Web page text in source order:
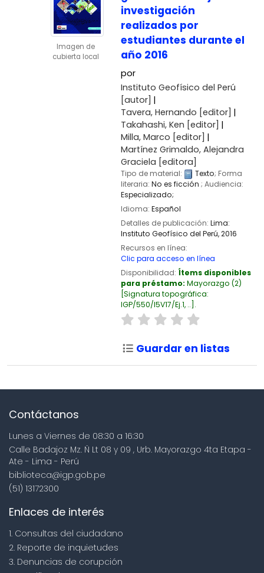
Imagen de
cubierta local
investigación
realizados por
estudiantes durante el
año 2016
por
Instituto Geofísico del Perú
[autor]
Tavera, Hernando [editor]
Takahashi, Ken [editor]
Milla, Marco [editor]
Martínez Grimaldo, Alejandra
Graciela [editora]
Tipo de material: Texto; Forma
literaria: No es ficción ; Audiencia:
Especializado;
Idioma: Español
Detalles de publicación: Lima:
Instituto Geofísico del Perú,2016
Recursos en línea:
Clic para acceso en línea
Disponibilidad: Ítems disponibles
para préstamo: Mayorazgo (2)
Signatura topográfica:
IGP/550/I5V17/Ej.1, .. .
Guardar en listas
Contáctanos
Lunes a Viernes de 08:30 a 16:30
Calle Badajoz Mz. Ñ Lt 08 y 09 , Urb. Mayorazgo 4ta Etapa -
Ate - Lima - Perú
biblioteca@igp.gob.pe
(51) 13172300
Enlaces de interés
1. Consultas del ciudadano
2. Reporte de inquietudes
3. Denuncias de corupción